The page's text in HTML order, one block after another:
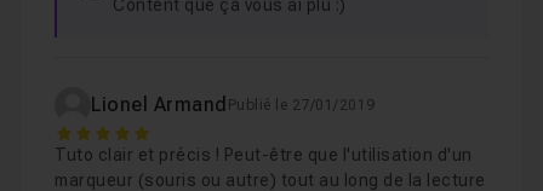
Content que ça vous ai plu :)
Lionel Armand Publié le 27/01/2019
5
Tuto clair et précis ! Peut-être que l'utilisation d'un
marqueur (souris ou autre) tout au long de la lecture